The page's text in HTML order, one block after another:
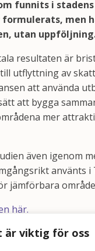
är viktig för oss
funnits i stadens
men
utan
resultaten är
utflyttning av
att använda
att bygga
mer
även igenom
använts i
jämförbara
här.